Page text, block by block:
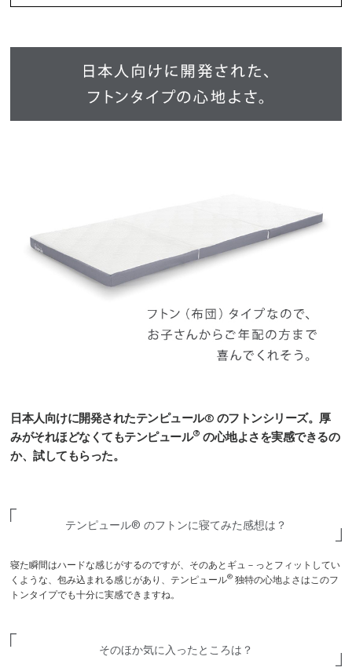
日本人向けに開発されたテンピュール® のフトンシリーズ。 厚
みがそれほどなくてもテンピュール® の心地よさを実感できるの
か、試してもらった。
テンピュール® のフトンに寝てみた感想は？
寝た瞬間はハードな感じがするのですが、そのあとギュ－っとフィットしてい
くような、包み込まれる感じがあり、テンピュール® 独特の心地よさはこのフ
トンタイプでも十分に実感できますね。
そのほか気に入ったところは？